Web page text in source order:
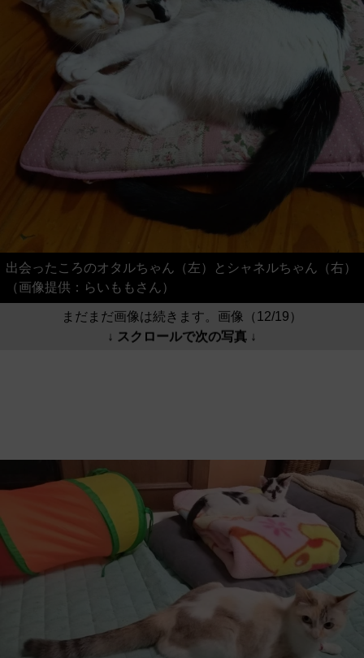
出会ったころのオタルちゃん（左）とシャネルちゃん（右）
（画像提供：らいももさん）
まだまだ画像は続きます。画像（12/19）
↓ スクロールで次の写真 ↓